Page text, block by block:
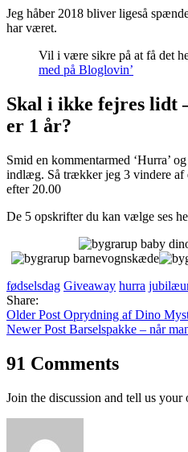
Jeg håber 2018 bliver ligeså
har været.
Vil i være sikre på at få det
med på Bloglovin’
Skal i ikke fejres lidt
er 1 år?
Smid en kommentarmed ‘Hurra’
indlæg. Så trækker jeg 3 vindere af
efter 20.00
De 5 opskrifter du kan vælge ses
fødselsdag Giveaway hurra
Share:
Older Post Oprydning af Dino
Newer Post Barselspakke – når
91 Comments
Join the discussion and tell us your